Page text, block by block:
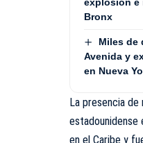
Bronx
Miles de
Avenida y
en Nueva
La presencia
estadounidense
en el Caribe y